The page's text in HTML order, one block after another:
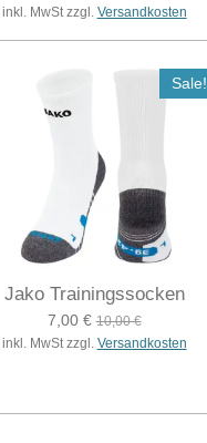
inkl. MwSt zzgl. Versandkosten
Sale!
Jako Trainingssocken
7,00 € 10,00 €
inkl. MwSt zzgl. Versandkosten